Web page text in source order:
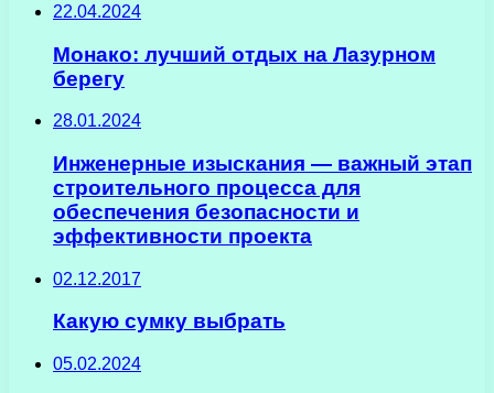
22.04.2024
Монако: лучший отдых на Лазурном
берегу
28.01.2024
Инженерные изыскания — важный этап
строительного процесса для
обеспечения безопасности и
эффективности проекта
02.12.2017
Какую сумку выбрать
05.02.2024